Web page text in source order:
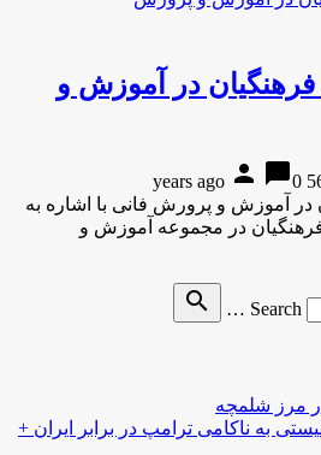
فرهنگیان در آموزش و
56
person chat_bubble0
در آموزش و پرورش فانی با اشاره به
در مجموعه آموزش و
Search …
search
مرز شلمچه
به ناکامی ترامپ در برابر ایران +